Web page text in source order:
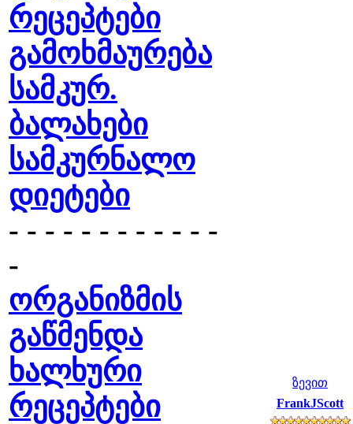
რეცეპტები
გამოხმაურება
სამკურ.
ბალახები
სამკურნალო
დიეტები
- - - - - - - - - - - -
-
ორგანიზმის
გაწმენდა
ხალხური
რეცეპტები
ზევით
FrankJScott